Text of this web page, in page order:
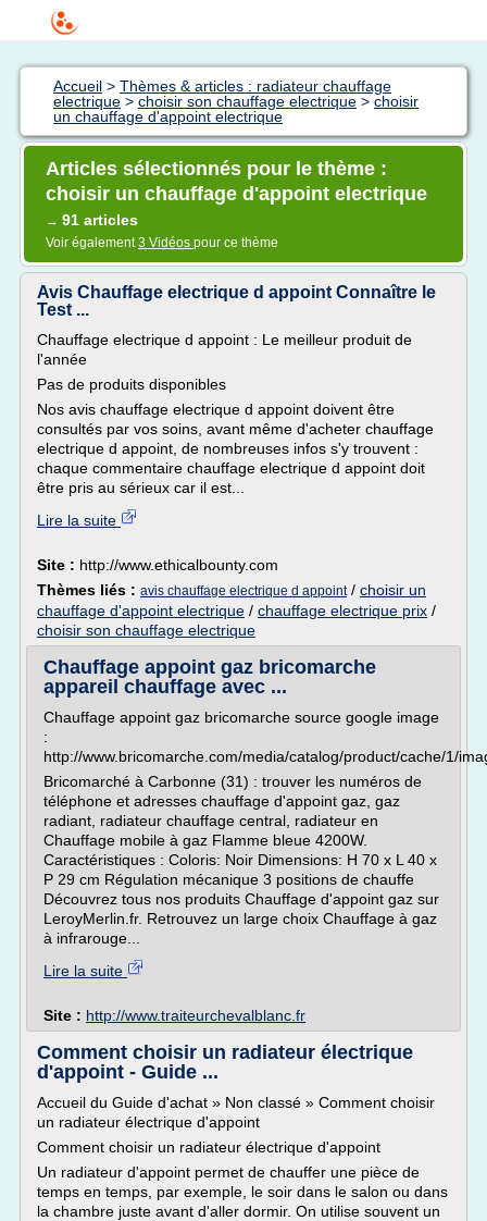
Accueil > Thèmes & articles : radiateur chauffage
electrique > choisir son chauffage electrique > choisir
un chauffage d'appoint electrique
Articles sélectionnés pour le thème :
choisir un chauffage d'appoint electrique
→ 91 articles
Voir également3 Vidéos pour ce thème
Avis Chauffage electrique d appoint Connaître le
Test ...
Chauffage electrique d appoint : Le meilleur produit de
l'année
Pas de produits disponibles
Nos avis chauffage electrique d appoint doivent être
consultés par vos soins, avant même d'acheter chauffage
electrique d appoint, de nombreuses infos s'y trouvent :
chaque commentaire chauffage electrique d appoint doit
être pris au sérieux car il est...
Lire la suite
Site : http://www.ethicalbounty.com
Thèmes liés : avis chauffage electrique d appoint/ choisir un
chauffage d'appoint electrique / chauffage electrique prix /
choisir son chauffage electrique
Chauffage appoint gaz bricomarche
appareil chauffage avec ...
Chauffage appoint gaz bricomarche source google image
:
http://www.bricomarche.com/media/catalog/product/cache/1/
Bricomarché à Carbonne (31) : trouver les numéros de
téléphone et adresses chauffage d'appoint gaz, gaz
radiant, radiateur chauffage central, radiateur en
Chauffage mobile à gaz Flamme bleue 4200W.
Caractéristiques : Coloris: Noir Dimensions: H 70 x L 40 x
P 29 cm Régulation mécanique 3 positions de chauffe
Découvrez tous nos produits Chauffage d'appoint gaz sur
LeroyMerlin.fr. Retrouvez un large choix Chauffage à gaz
à infrarouge...
Lire la suite
Site : http://www.traiteurchevalblanc.fr
Comment choisir un radiateur électrique
d'appoint - Guide ...
Accueil du Guide d'achat » Non classé » Comment choisir
un radiateur électrique d'appoint
Comment choisir un radiateur électrique d'appoint
Un radiateur d'appoint permet de chauffer une pièce de
temps en temps, par exemple, le soir dans le salon ou dans
la chambre juste avant d'aller dormir. On utilise souvent un